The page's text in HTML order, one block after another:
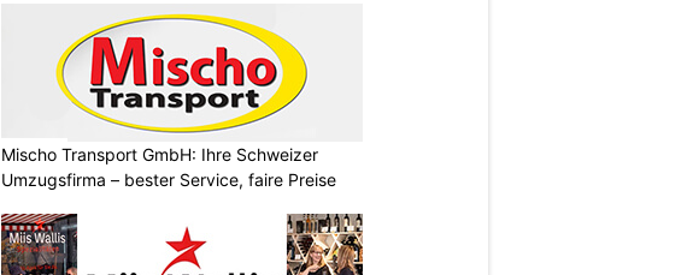
Mischo Transport GmbH: Ihre Schweizer
Umzugsfirma – bester Service, faire Preise